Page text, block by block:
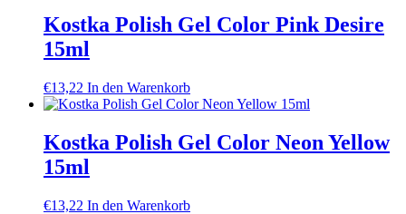
Kostka Polish Gel Color Pink Desire
15ml
€13,22 In den Warenkorb
Kostka Polish Gel Color Neon Yellow
15ml
€13,22 In den Warenkorb